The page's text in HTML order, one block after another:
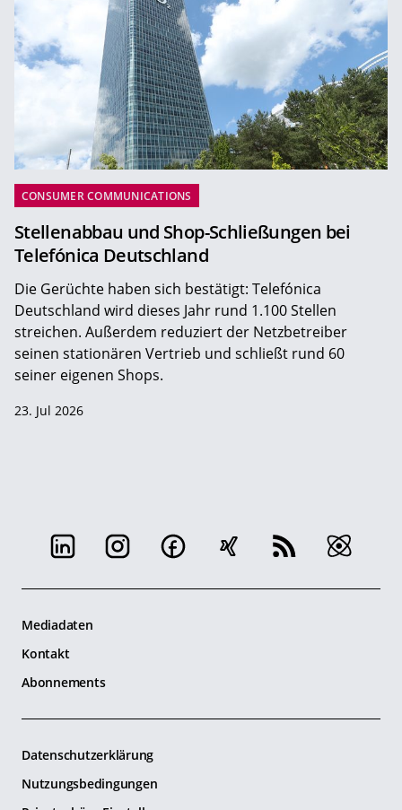
CONSUMER COMMUNICATIONS
Stellenabbau und Shop-Schließungen bei
Telefónica Deutschland
Die Gerüchte haben sich bestätigt: Telefónica
Deutschland wird dieses Jahr rund 1.100 Stellen
streichen. Außerdem reduziert der Netzbetreiber
seinen stationären Vertrieb und schließt rund 60
seiner eigenen Shops.
23. Jul 2026
Mediadaten
Kontakt
Abonnements
Datenschutzerklärung
Nutzungsbedingungen